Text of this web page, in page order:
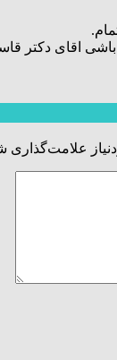
اقای دکتر
علامت‌گذاری